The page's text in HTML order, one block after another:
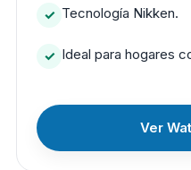
Tecnología Nikken.
Ideal para hogares
Ver